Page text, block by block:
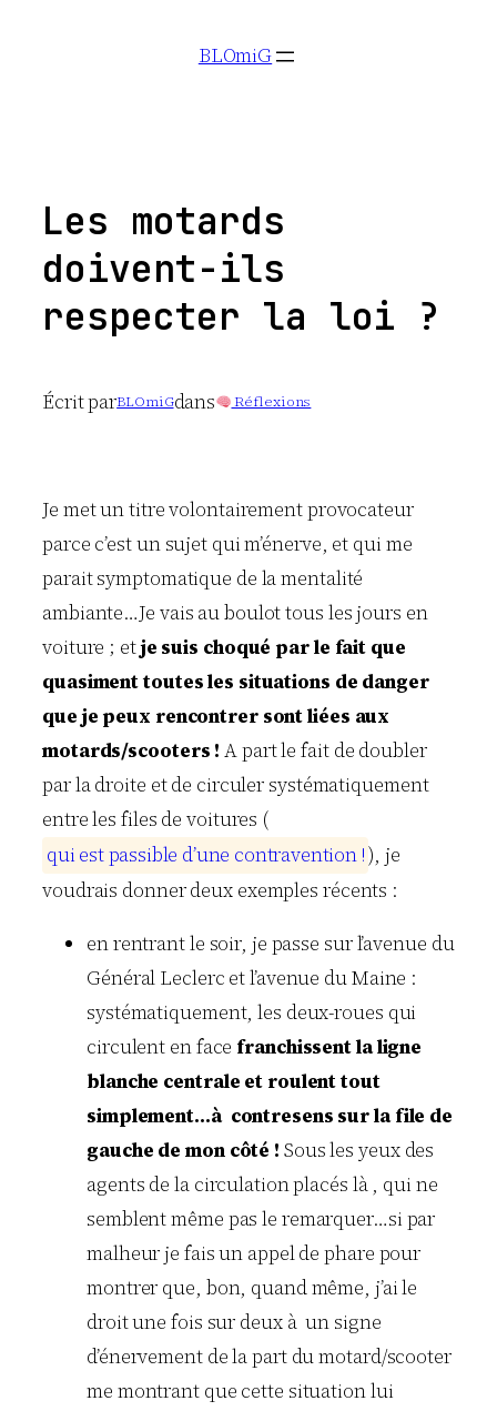
BLOmiG
Les motards
doivent-ils
respecter la loi ?
Écrit parBLOmiGdans Réflexions
Je met un titre volontairement provocateur
parce c’est un sujet qui m’énerve, et qui me
parait symptomatique de la mentalité
ambiante…Je vais au boulot tous les jours en
voiture ; etje suis choqué par le fait que
quasiment toutes les situations de danger
que je peux rencontrer sont liées aux
motards/scooters ! A part le fait de doubler
par la droite et de circuler systématiquement
entre les files de voitures (
quiestpassible d’une contravention !), je
voudrais donner deux exemples récents :
en rentrant le soir, je passe sur l’avenue du
Général Leclerc et l’avenue du Maine :
systématiquement, les deux-roues qui
circulent en face franchissent la ligne
blanche centrale et roulent tout
simplement…à contresens sur la file de
gauche de mon côté ! Sous les yeux des
agents de la circulation placés là , qui ne
semblent même pas le remarquer…si par
malheur je fais un appel de phare pour
montrer que, bon, quand même, j’ai le
droit une fois sur deux à un signe
d’énervement de la part du motard/scooter
me montrant que cette situation lui